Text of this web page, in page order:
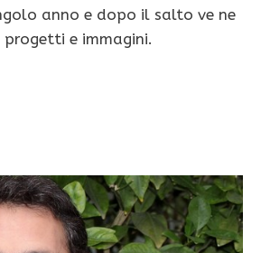
anno e dopo il salto ve ne
e immagini.